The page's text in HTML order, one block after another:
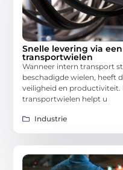
Snelle levering via
transportwielen
Wanneer intern transport
beschadigde wielen, heeft
veiligheid en productiviteit.
transportwielen helpt u
Industrie